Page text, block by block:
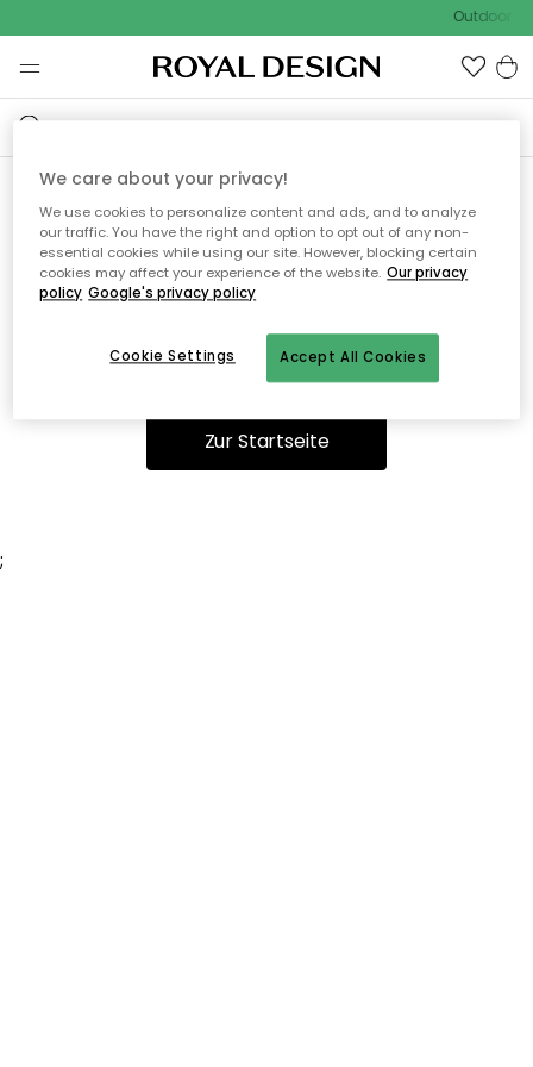
Outdoor
Ooops, die Seite wurde nicht
gefunden.
Sie können auf unserer Startseiteweiter navigieren.
Zur Startseite
;
We care about your privacy!
We use cookies to personalize content and ads, and to analyze
our traffic. You have the right and option to opt out of any non-
essential cookies while using our site. However, blocking certain
cookies may affect your experience of the website. Our privacy
policy Google's privacy policy
Accept All Cookies
Cookie Settings